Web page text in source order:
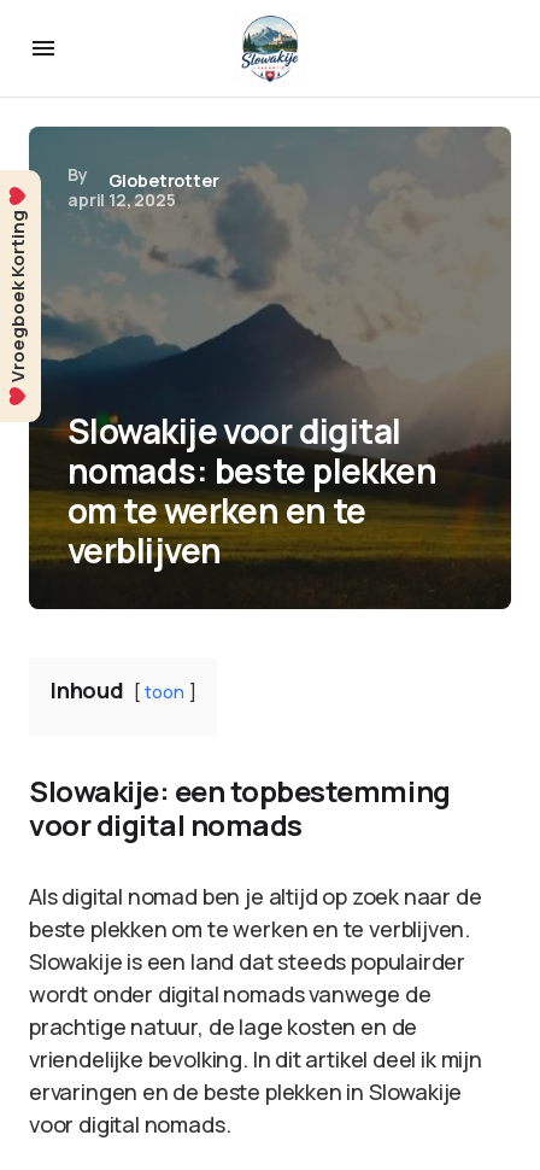
By
Globetrotter
april 12, 2025
Slowakije voor digital
nomads: beste plekken
om te werken en te
verblijven
Inhoud toon
Slowakije: een topbestemming
voor digital nomads
Als digital nomad ben je altijd op zoek naar de
beste plekken om te werken en te verblijven.
Slowakije is een land dat steeds populairder
wordt onder digital nomads vanwege de
prachtige natuur, de lage kosten en de
vriendelijke bevolking. In dit artikel deel ik mijn
ervaringen en de beste plekken in Slowakije
voor digital nomads.
Vroegboek Korting